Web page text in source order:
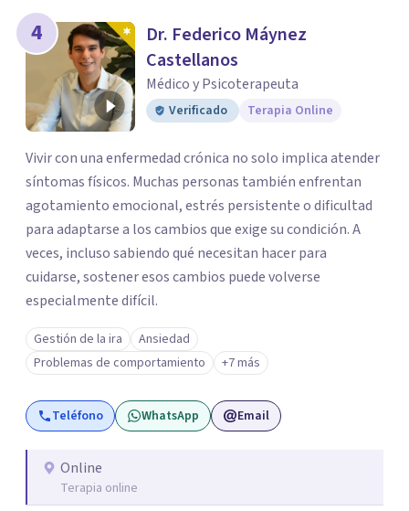
4
Dr. Federico Máynez
Castellanos
Médico y Psicoterapeuta
Verificado Terapia Online
Vivir con una enfermedad crónica no solo implica atender
síntomas físicos. Muchas personas también enfrentan
agotamiento emocional, estrés persistente o dificultad
para adaptarse a los cambios que exige su condición. A
veces, incluso sabiendo qué necesitan hacer para
cuidarse, sostener esos cambios puede volverse
especialmente difícil.
Gestión de la ira
Ansiedad
Problemas de comportamiento
+7 más
Teléfono WhatsApp Email
Online
Terapia online